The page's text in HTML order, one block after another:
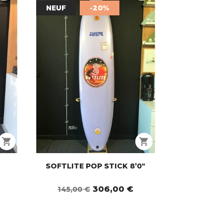
shopping_cart shopping_cart
SOFTLITE POP STICK 8’0"
145,00 € 306,00 €
NEUF -20%